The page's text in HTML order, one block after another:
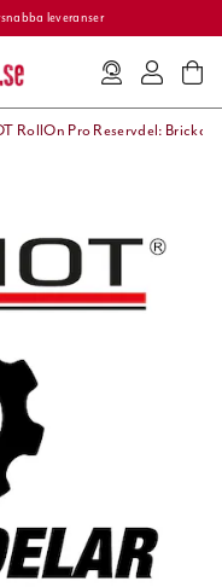
leveranser
RollOn Pro Reservdel: Bricka